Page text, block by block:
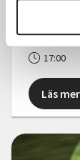
Åmål
17:00
Läs